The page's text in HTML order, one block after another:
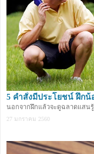
5 คำสั่งมีประโยชน์ ฝึกน้
นอกจากฝึกแล้วจะดูฉลาดแสนรู้
27 มกราคม 2560